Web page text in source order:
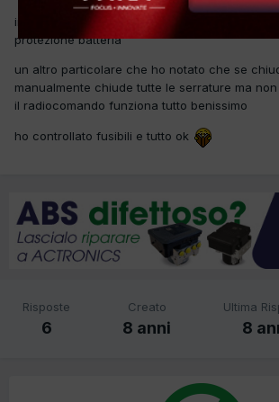
in diagnosi al body ho trovato: b1315 circuito
protezione batteria
un altro particolare che ho notato che se
manualmente chiude tutte le serrature ma
il radiocomando funziona tutto benissimo
ho controllato fusibili e tutto ok
Risposte
6
Creato
8 anni
Ultima
8